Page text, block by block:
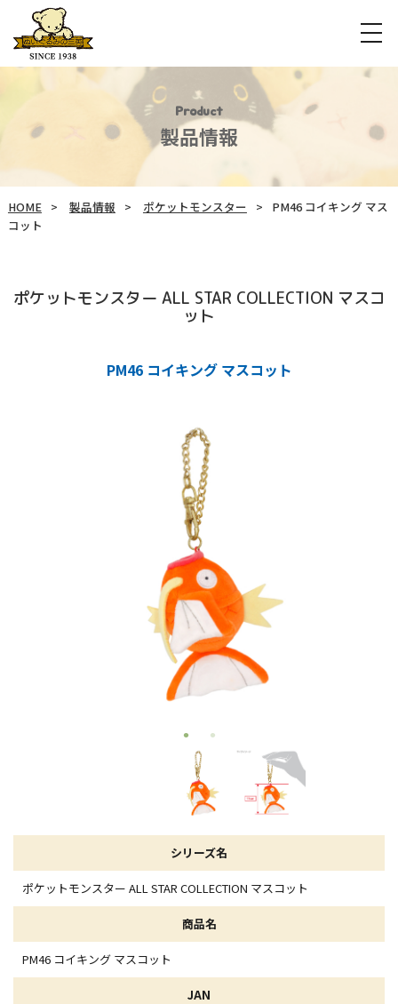
Product
製品情報
HOME 製品情報 ポケットモンスター
PM46 コイキング マス
コット
ポケットモンスター ALL STAR COLLECTION マスコ
ット
PM46 コイキング マスコット
シリーズ名
ポケットモンスター ALL STAR COLLECTION マスコット
商品名
PM46 コイキング マスコット
JAN